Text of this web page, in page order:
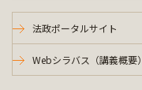
法政ポータルサイト
Webシラバス（講義概要）